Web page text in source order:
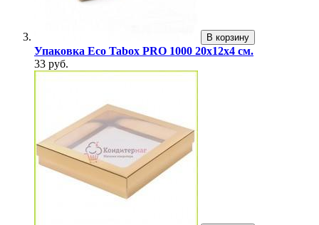
В корзину
Упаковка Eco Tabox PRO 1000 20х12х4 см.
33 руб.